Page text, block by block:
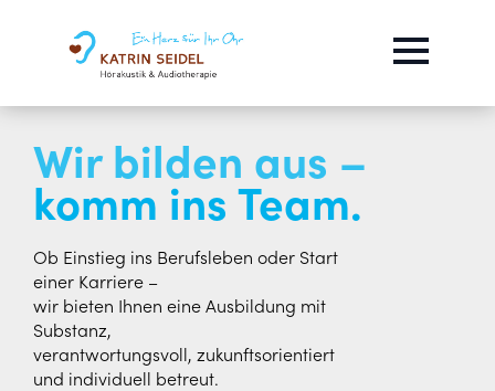
Wir bilden aus –
komm ins Team.
Ob Einstieg ins Berufsleben oder Start
einer Karriere –
wir bieten Ihnen eine Ausbildung mit
Substanz,
verantwortungsvoll, zukunftsorientiert
und individuell betreut.